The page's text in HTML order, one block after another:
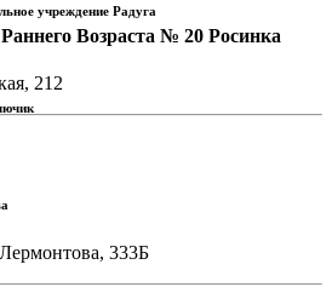
Возраста № 20 Росинка
212
333Б
учреждение Радуга